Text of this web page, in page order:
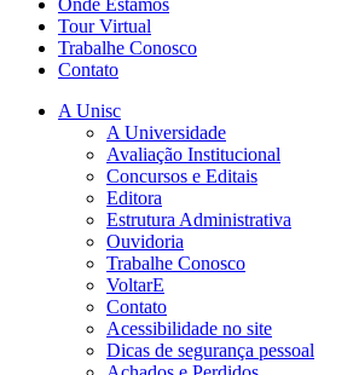
Onde Estamos
Tour Virtual
Trabalhe Conosco
Contato
A Unisc
A Universidade
Avaliação Institucional
Concursos e Editais
Editora
Estrutura Administrativa
Ouvidoria
Trabalhe Conosco
VoltarE
Contato
Acessibilidade no site
Dicas de segurança pessoal